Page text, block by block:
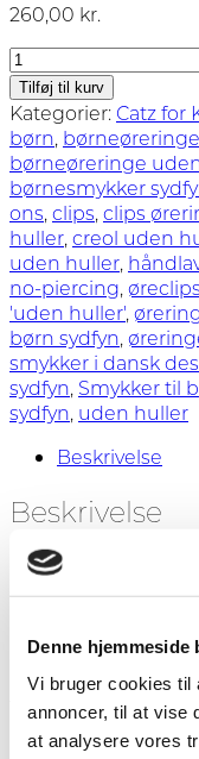
Denne hjemmeside
Vi bruger cookies til
annoncer, til at vise
at analysere vores
260,00 kr.
Creol
til
uden
huller
-
Silver
Flower
antal
Tilføj til kurv
Kategorier: Catz for
børn,
børneøreringe
børnesmykker
ons, clips, clips
huller, creol uden
uden huller,
no-piercing, øreclips
'uden huller',
børn sydfyn,
smykker i dansk
sydfyn, Smykker til
sydfyn, uden huller
Beskrivelse
Beskrivelse
Creol til uden
er forsølvet
Creoler til uden
trækker bagskiven
øreflippen.